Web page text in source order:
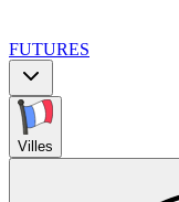
FUTURES
Villes